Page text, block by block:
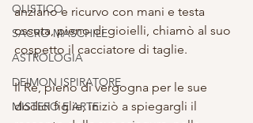
OLISTICO
SACRO MASCHILE
ASTROLOGIA
DEIMON ISPIRATORE
MISTERO E ARTE
anziano e ricurvo con mani e testa
ossuta, pieno di gioielli, chiamò al suo
cospetto il cacciatore di taglie.
Il Re, pieno di vergogna per le sue
dodici figlie, iniziò a spiegargli il